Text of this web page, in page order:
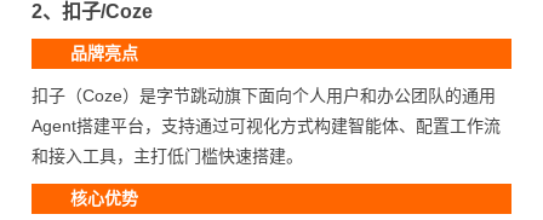
2、扣子/Coze
品牌亮点
扣子（Coze）是字节跳动旗下面向个人用户和办公团队的通用
Agent搭建平台，支持通过可视化方式构建智能体、配置工作流
和接入工具，主打低门槛快速搭建。
核心优势